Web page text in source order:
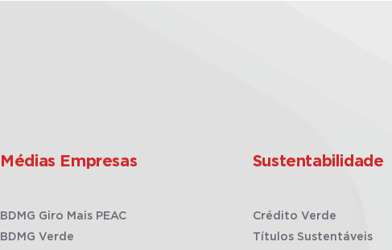
Médias Empresas
BDMG Giro Mais PEAC
BDMG Verde
Sustentabilidade
Crédito Verde
Títulos Sustentáveis